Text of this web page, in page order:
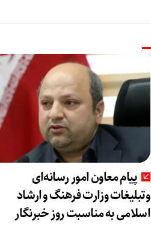
پیام معاون امور رسانه‌ای
وتبلیغات وزارت فرهنگ و ارشاد
اسلامی به مناسبت روز خبرنگار